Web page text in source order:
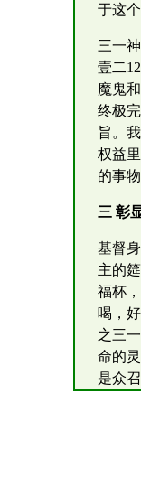
于这
三一
壹二
魔鬼
终极
旨。
权益
的事
三 彰
基督
主的
福杯
喝，
之三
命的
是众